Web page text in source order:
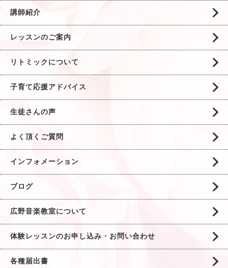
講師紹介
レッスンのご案内
リトミックについて
子育て応援アドバイス
生徒さんの声
よく頂くご質問
インフォメーション
ブログ
広野音楽教室について
体験レッスンのお申し込み・お問い合わせ
各種届出書